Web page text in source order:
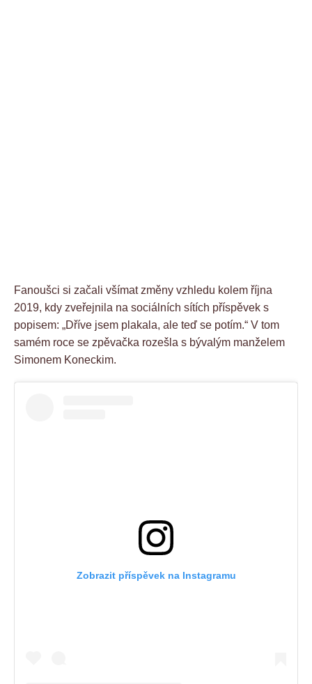
Fanoušci si začali všímat změny vzhledu kolem října
2019, kdy zveřejnila na sociálních sítích příspěvek s
popisem: „Dříve jsem plakala, ale teď se potím.“ V tom
samém roce se zpěvačka rozešla s bývalým manželem
Simonem Koneckim.
Zobrazit příspěvek na Instagramu